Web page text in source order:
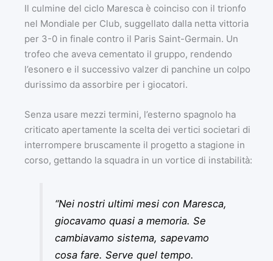
Il culmine del ciclo Maresca è coinciso con il trionfo
nel Mondiale per Club, suggellato dalla netta vittoria
per 3-0 in finale contro il Paris Saint-Germain. Un
trofeo che aveva cementato il gruppo, rendendo
l’esonero e il successivo valzer di panchine un colpo
durissimo da assorbire per i giocatori.
Senza usare mezzi termini, l’esterno spagnolo ha
criticato apertamente la scelta dei vertici societari di
interrompere bruscamente il progetto a stagione in
corso, gettando la squadra in un vortice di instabilità:
“Nei nostri ultimi mesi con Maresca,
giocavamo quasi a memoria. Se
cambiavamo sistema, sapevamo
cosa fare. Serve quel tempo.